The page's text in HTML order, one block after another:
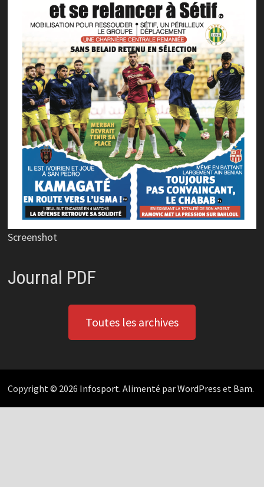
Screenshot
Journal PDF
Toutes les archives
Copyright © 2026 Infosport. Alimenté parWordPress et Bam.